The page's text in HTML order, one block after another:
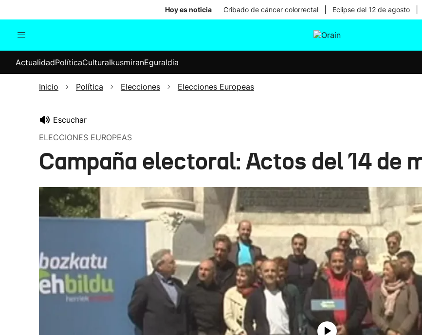
Hoy es noticia Cribado de cáncer colorrectal Eclipse del 12 de agosto
Internacional
Elecciones
ActualidadPolíticaCulturaIkusmiranEguraldia
Inicio Política Elecciones Elecciones Europeas
Escuchar
ELECCIONES EUROPEAS
Campaña electoral: Actos del 14 de